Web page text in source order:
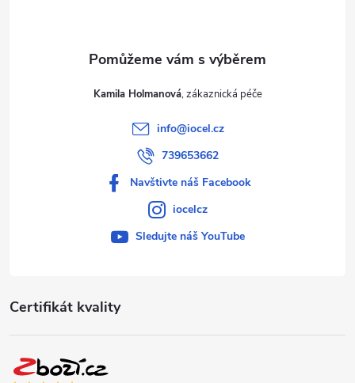
Certifikát kvality
Kamila Holmanová
info@iocel.cz
739653662
Navštivte náš Facebook
iocelcz
Sledujte náš YouTube